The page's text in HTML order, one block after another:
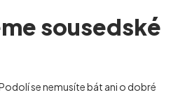
sousedské
Podolí se nemusíte bát ani o dobré